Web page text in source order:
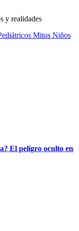
y realidades
Mitos Niños
El peligro oculto en